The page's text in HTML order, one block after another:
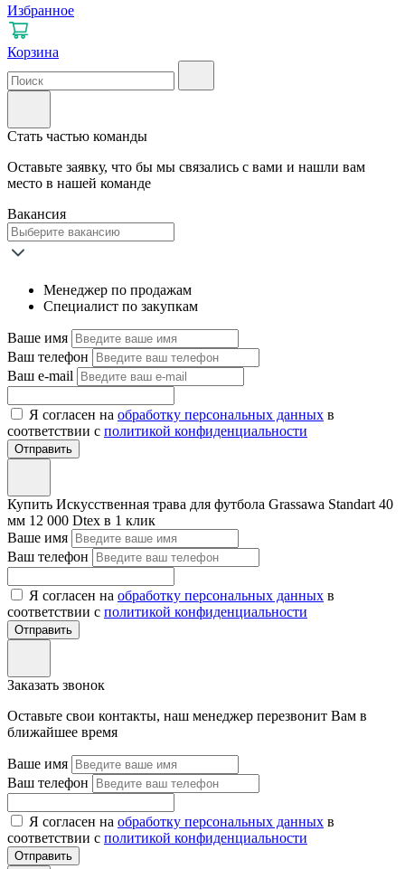
Избранное
Корзина
Стать частью команды
Оставьте заявку, что бы мы связались с вами и нашли вам
место в нашей команде
Вакансия
Mенeджep пo продaжам
Cпeциaлист пo закупкaм
Ваше имя
Ваш телефон
Ваш e-mail
Я согласен на обработку персональных данных в
соответствии с политикой конфиденциальности
Отправить
Купить Искусственная трава для футбола Grassawa Standart 40
мм 12 000 Dtex в 1 клик
Ваше имя
Ваш телефон
Я согласен на обработку персональных данных в
соответствии с политикой конфиденциальности
Отправить
Заказать звонок
Оставьте свои контакты, наш менеджер перезвонит Вам в
ближайшее время
Ваше имя
Ваш телефон
Я согласен на обработку персональных данных в
соответствии с политикой конфиденциальности
Отправить